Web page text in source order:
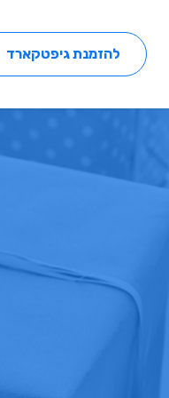
להזמנת גיפטקארד